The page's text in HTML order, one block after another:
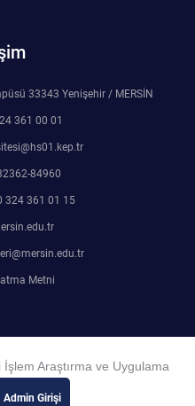
33343 Yenişehir / MERSİN
361 00 01
84960
324 361 01 15
Metni
Araştırma ve Uygulama
Admin Girişi